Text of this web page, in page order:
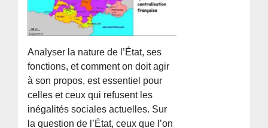
Analyser la nature de l’État, ses
fonctions, et comment on doit agir
à son propos, est essentiel pour
celles et ceux qui refusent les
inégalités sociales actuelles. Sur
la question de l’État, ceux que l’on